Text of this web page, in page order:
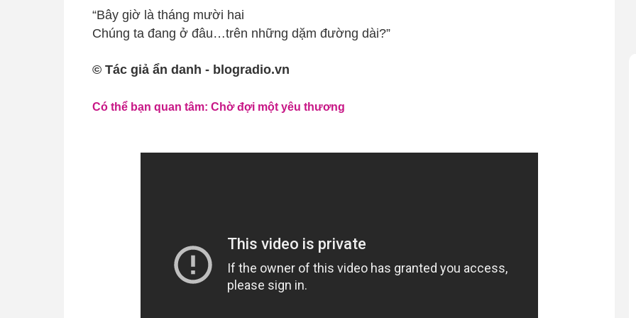
“Bây giờ là tháng mười hai
Chúng ta đang ở đâu…trên những dặm đường dài?”
© Tác giả ẩn danh - blogradio.vn
Có thể bạn quan tâm: Chờ đợi một yêu thương